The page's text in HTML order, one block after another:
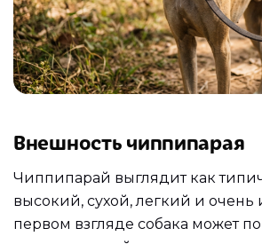
Внешность чиппипарая
Чиппипарай выглядит как
высокий, сухой, легкий и
первом взгляде собака может